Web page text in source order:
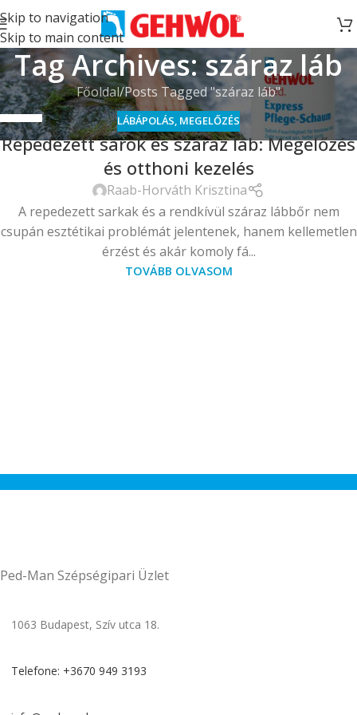
Skip to navigation
Skip to main content
Tag Archives: száraz láb
Főoldal Posts Tagged "száraz láb"
08
ÁPR
LÁBÁPOLÁS, MEGELŐZÉS
Repedezett sarok és száraz láb: Megelőzés
és otthoni kezelés
Raab-Horváth Krisztina
A repedezett sarkak és a rendkívül száraz lábbőr nem
csupán esztétikai problémát jelentenek, hanem kellemetlen
érzést és akár komoly fá...
TOVÁBB OLVASOM
Ped-Man Szépségipari Üzlet
1063 Budapest, Szív utca 18.
Telefone: +3670 949 3193